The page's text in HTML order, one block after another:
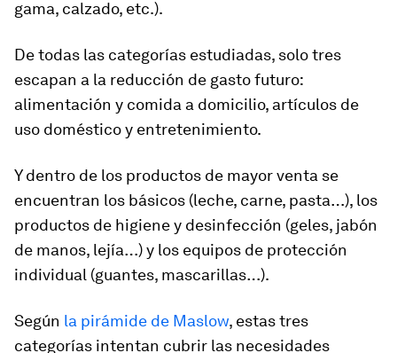
gama, calzado, etc.).
De todas las categorías estudiadas, solo tres
escapan a la reducción de gasto futuro:
alimentación y comida a domicilio, artículos de
uso doméstico y entretenimiento.
Y dentro de los productos de mayor venta se
encuentran los básicos (leche, carne, pasta…), los
productos de higiene y desinfección (geles, jabón
de manos, lejía…) y los equipos de protección
individual (guantes, mascarillas…).
Según la pirámide de Maslow, estas tres
categorías intentan cubrir las necesidades